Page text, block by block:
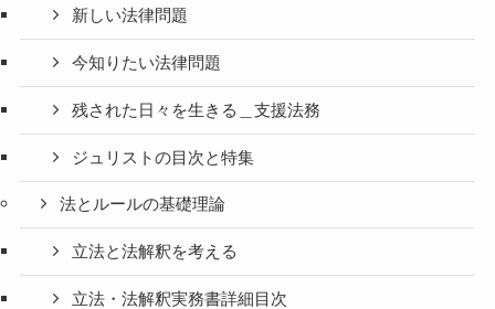
新しい法律問題
今知りたい法律問題
残された日々を生きる＿支援法務
ジュリストの目次と特集
法とルールの基礎理論
立法と法解釈を考える
立法・法解釈実務書詳細目次